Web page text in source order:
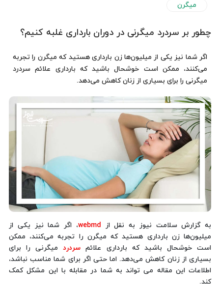
میگرن
چطور بر سردرد میگرنی در دوران بارداری غلبه کنیم؟
اگر شما نیز یکی از میلیون‌ها زن بارداری هستید که میگرن را تجربه
می‌کنند، ممکن است خوشحال باشید که بارداری علائم سردرد
میگرنی را برای بسیاری از زنان کاهش می‌دهد.
به گزارش سلامت نیوز به نقل از webmd، اگر شما نیز یکی از
میلیون‌ها زن بارداری هستید که میگرن را تجربه می‌کنند، ممکن
است خوشحال باشید که بارداری علائم سردردمیگرنی را برای
بسیاری از زنان کاهش می‌دهد. اما حتی اگر برای شما مناسب نباشد،
اطلاعات این مقاله می تواند به شما در مقابله با این مشکل کمک
کند.